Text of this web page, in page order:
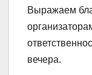
Выражаем
вечера.